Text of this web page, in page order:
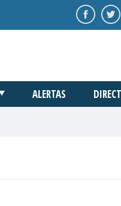
ALERTAS